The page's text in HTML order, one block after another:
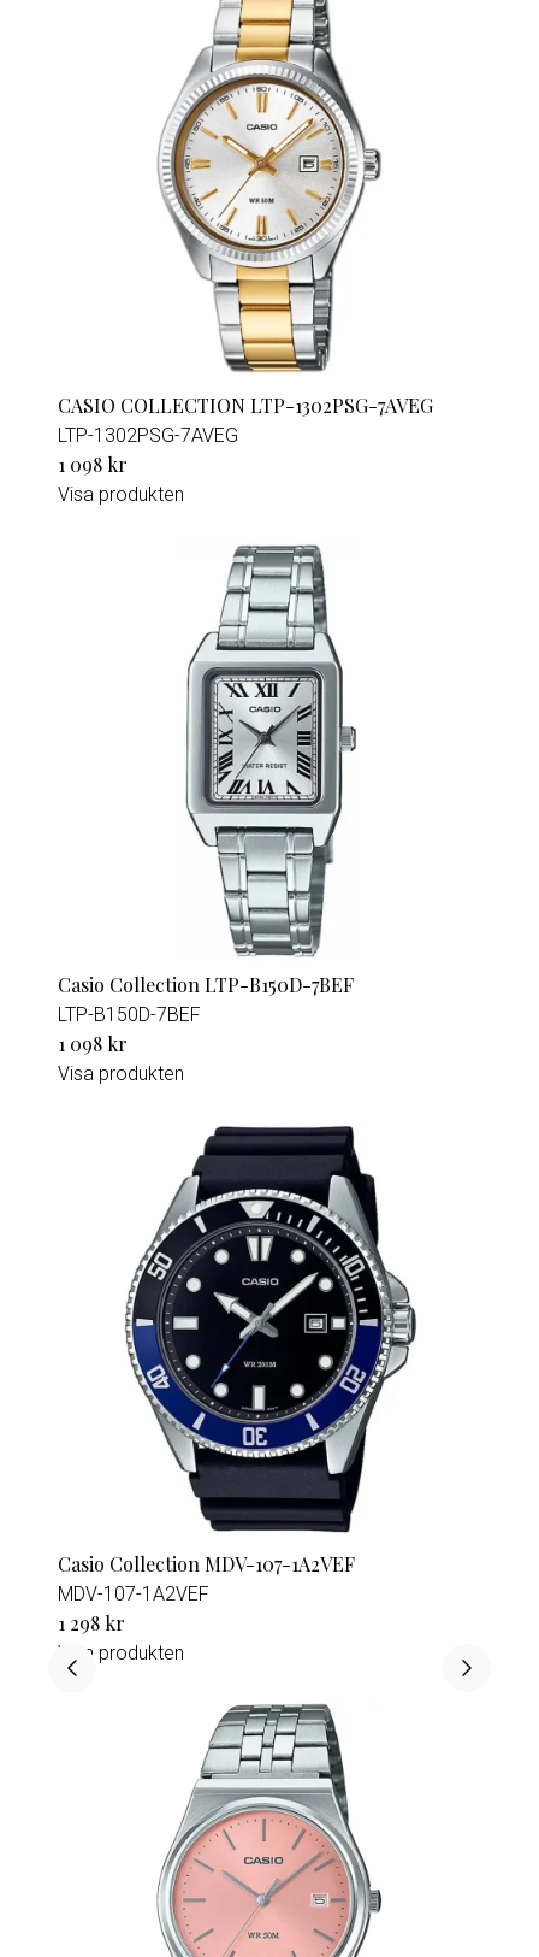
CASIO COLLECTION LTP-1302PSG-7AVEG
LTP-1302PSG-7AVEG
1 098 kr
Visa produkten
Casio Collection LTP-B150D-7BEF
LTP-B150D-7BEF
1 098 kr
Visa produkten
Casio Collection MDV-107-1A2VEF
MDV-107-1A2VEF
1 298 kr
Visa produkten